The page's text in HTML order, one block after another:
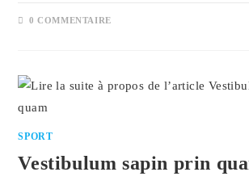
0 COMMENTAIRE
SPORT
Vestibulum sapin prin